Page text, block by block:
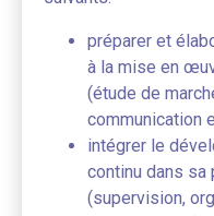
préparer et
à la mise en
(étude de
communication
intégrer le
continu dans
(supervision,